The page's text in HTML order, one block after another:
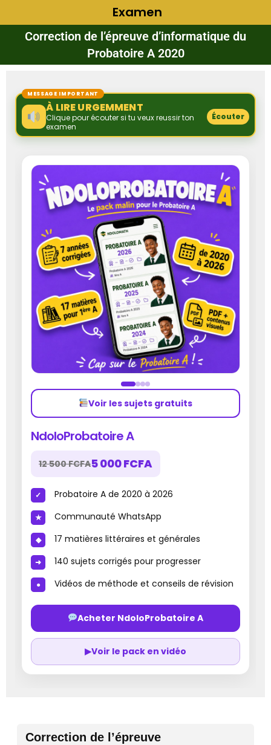
Examen
Correction de l’épreuve d’informatique du
Probatoire A 2020
MESSAGE IMPORTANT
À LIRE URGEMMENT
Clique pour écouter si tu veux reussir ton
examen
Écouter
Voir les sujets gratuits
NdoloProbatoire A
12 500 FCFA5 000 FCFA
Probatoire A de 2020 à 2026
Communauté WhatsApp
17 matières littéraires et générales
140 sujets corrigés pour progresser
Vidéos de méthode et conseils de révision
Acheter NdoloProbatoire A
▶Voir le pack en vidéo
Correction de l’épreuve